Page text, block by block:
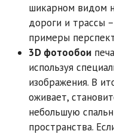
шикарном видом
дороги и трассы
примеры
3D фотообои
используя
изображения. В
оживает,
небольшую
пространства.